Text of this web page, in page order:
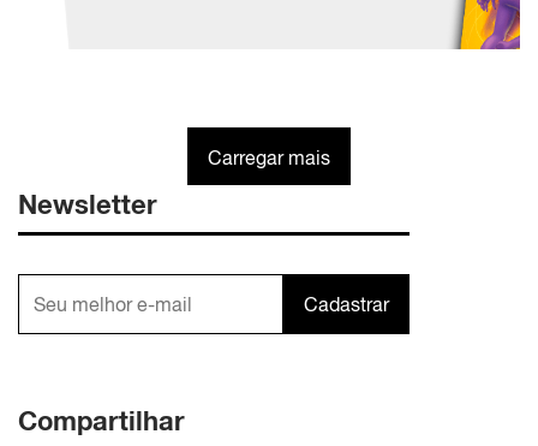
Carregar mais
Newsletter
Cadastrar
Compartilhar